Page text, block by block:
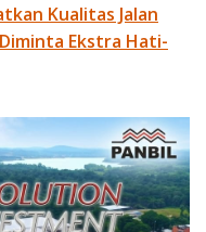
Kualitas Jalan
Ekstra Hati-